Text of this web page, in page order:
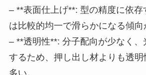
– **表面仕上げ**: 型の精度に依存
は比較的均一で滑らかになる傾向
– **透明性**: 分子配向が少なく
するため、押し出し材よりも透